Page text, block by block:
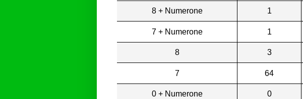
8 + Numerone 1
7 + Numerone 1
8 3
7 64
0 + Numerone 0